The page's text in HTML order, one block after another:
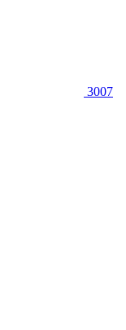
3007